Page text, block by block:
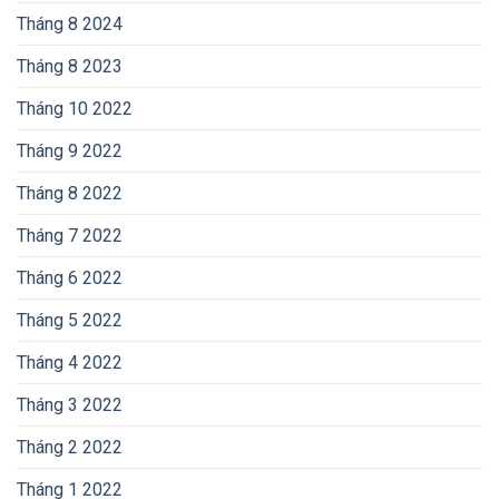
Tháng 8 2024
Tháng 8 2023
Tháng 10 2022
Tháng 9 2022
Tháng 8 2022
Tháng 7 2022
Tháng 6 2022
Tháng 5 2022
Tháng 4 2022
Tháng 3 2022
Tháng 2 2022
Tháng 1 2022